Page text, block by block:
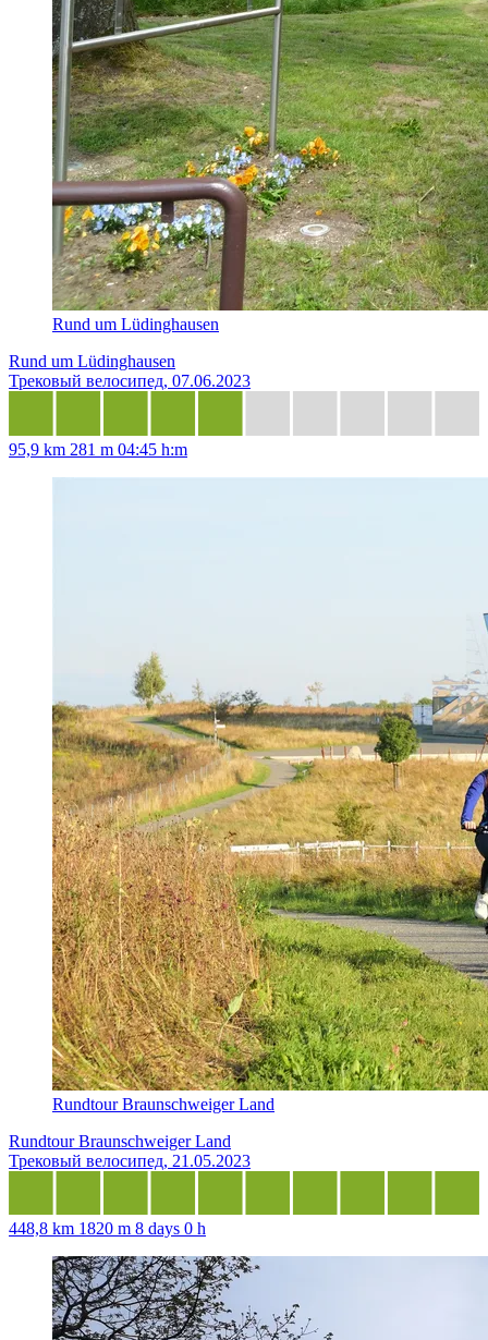
Rund um Lüdinghausen
Rund um Lüdinghausen
Трековый велосипед, 07.06.2023
95,9 km 281 m 04:45 h:m
Rundtour Braunschweiger Land
Rundtour Braunschweiger Land
Трековый велосипед, 21.05.2023
448,8 km 1820 m 8 days 0 h